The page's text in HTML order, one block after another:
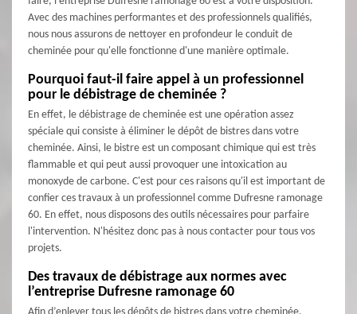
Avec des machines performantes et des professionnels qualifiés,
nous nous assurons de nettoyer en profondeur le conduit de
cheminée pour qu'elle fonctionne d'une manière optimale.
Pourquoi faut-il faire appel à un professionnel
pour le débistrage de cheminée ?
En effet, le débistrage de cheminée est une opération assez
spéciale qui consiste à éliminer le dépôt de bistres dans votre
cheminée. Ainsi, le bistre est un composant chimique qui est très
flammable et qui peut aussi provoquer une intoxication au
monoxyde de carbone. C'est pour ces raisons qu'il est important de
confier ces travaux à un professionnel comme Dufresne ramonage
60. En effet, nous disposons des outils nécessaires pour parfaire
l'intervention. N'hésitez donc pas à nous contacter pour tous vos
projets.
Des travaux de débistrage aux normes avec
l’entreprise Dufresne ramonage 60